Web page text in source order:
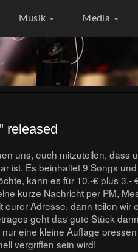
Musik Media
released
uns, euch mitzuteilen, dass
ist. Es beinhaltet 9 Songs
kann es für 10.-€ plus 3.-
kurze Nachricht per PM,
eurer Adresse, dann teilen wir
geht das gute Stück
eine kleine Auflage
vergriffen sein wird!